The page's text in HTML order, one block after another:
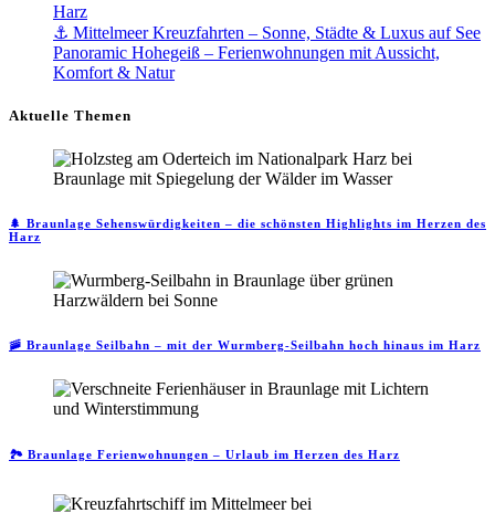
Harz
⚓ Mittelmeer Kreuzfahrten – Sonne, Städte & Luxus auf See
Panoramic Hohegeiß – Ferienwohnungen mit Aussicht,
Komfort & Natur
Aktuelle Themen
🌲 Braunlage Sehenswürdigkeiten – die schönsten Highlights im Herzen des
Harz
🚠 Braunlage Seilbahn – mit der Wurmberg-Seilbahn hoch hinaus im Harz
🏞️ Braunlage Ferienwohnungen – Urlaub im Herzen des Harz